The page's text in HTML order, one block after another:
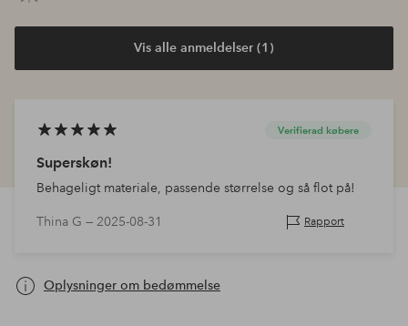
Vis alle anmeldelser (1)
Verifierad købere
Superskøn!
Behageligt materiale, passende størrelse og så flot på!
Thina G — 2025-08-31 Rapport
Oplysninger om bedømmelse